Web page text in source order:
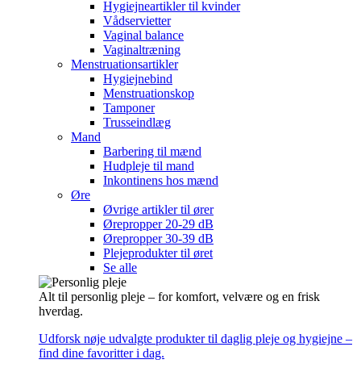
Hygiejneartikler til kvinder
Vådservietter
Vaginal balance
Vaginaltræning
Menstruationsartikler
Hygiejnebind
Menstruationskop
Tamponer
Trusseindlæg
Mand
Barbering til mænd
Hudpleje til mand
Inkontinens hos mænd
Øre
Øvrige artikler til ører
Ørepropper 20-29 dB
Ørepropper 30-39 dB
Plejeprodukter til øret
Se alle
Alt til personlig pleje – for komfort, velvære og en frisk
hverdag.
Udforsk nøje udvalgte produkter til daglig pleje og hygiejne –
find dine favoritter i dag.